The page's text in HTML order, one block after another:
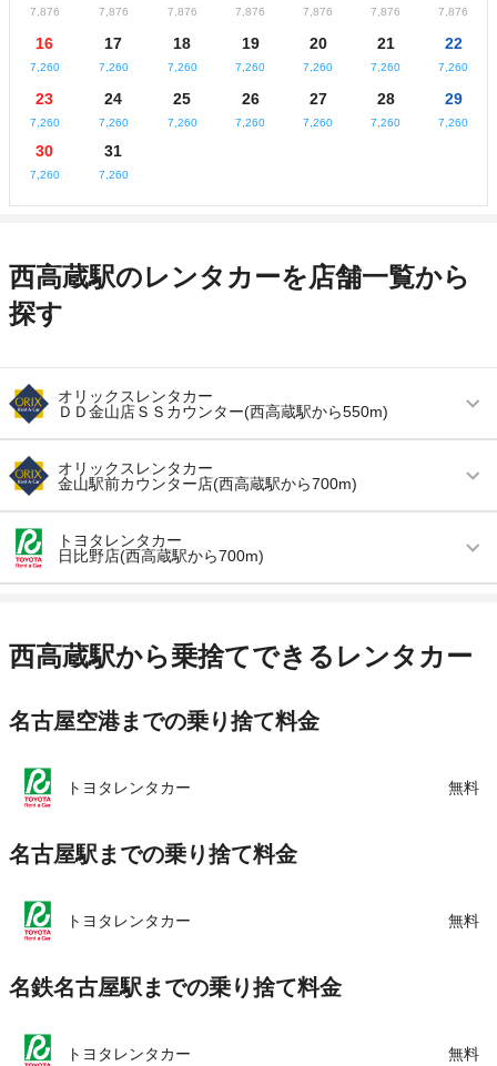
7,876 7,876 7,876 7,876 7,876 7,876 7,876
16
7,260
17
7,260
18
7,260
19
7,260
20
7,260
21
7,260
22
7,260
23
7,260
24
7,260
25
7,260
26
7,260
27
7,260
28
7,260
29
7,260
30
7,260
31
7,260
西高蔵駅のレンタカーを店舗一覧から
探す
オリックスレンタカー
ＤＤ金山店ＳＳカウンター(西高蔵駅から550m)
営業時間
(月〜金) 09:30 ～ 18:30 / (土・日・祝) 09:30 ～
17:30
アクセス 金山駅より徒歩で約10分（送迎なし）
住所
名古屋市熱田区新尾頭２－２－２９ エネオスス
この店舗でレンタカーを探す
オリックスレンタカー
金山駅前カウンター店(西高蔵駅から700m)
営業時間 毎日 09:00 ～ 18:00
アクセス 金山駅より徒歩で約3分（送迎なし）
店舗詳細 店舗詳細ページはこちら
トヨタレンタカー
日比野店(西高蔵駅から700m)
アクセス 日比野駅より徒歩で約5分（送迎なし）
店舗詳細 店舗詳細ページはこちら
西高蔵駅から乗捨てできるレンタカー
名古屋空港までの乗り捨て料金
トヨタレンタカー 無料
名古屋駅までの乗り捨て料金
トヨタレンタカー 無料
名鉄名古屋駅までの乗り捨て料金
トヨタレンタカー 無料